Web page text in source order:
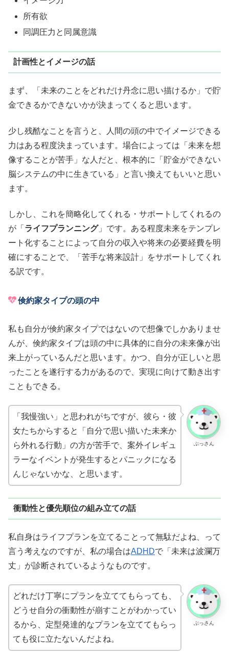
所有欲
同調圧力と同属意識
計画性とイメージの話
まず、「未来のことをどれだけ丹念に思い描けるか」で貯
金できるかできないかが決まってくると思います。
少し残酷なことを言うと、人間の頭の中でイメージできる
力はある程度決まっています。場合によっては「未来を想
像することが苦手」な人だと、根本的に「貯金ができない
脳システムの中に生きている」と言い換えてもいいと思い
ます。
しかし、これを簡略化してくれる・サポートしてくれるの
が「 ライフプランニング」です。ある程度未来をテンプレ
ート化することによって自分の収入や将来の必要経費を明
確にすることで、「苦手な将来設計」をサポートしてくれ
る訳です。
倹約家タイプの頭の中
私も自分が倹約家タイプではないので想像でしかありませ
んが、倹約家タイプは頭の中に具体的に自分の未来像が出
来上がっているんだと思います。かつ、自分が正しいと思
ったことを遂行する力があるので、実現に向けて動き出す
こともできる。
ぶっさん
「我慢強い」と思われがちですが、彼ら・彼
女たちからすると「自分で思い描いた未来か
ら外れる行動」の方が苦手で、案外イレギュ
ラーなイベントが発生するとパニックになる
んじゃないかな、と思います。
衝動性と優先順位の組み立ての話
私自身はライフプランを立てることって無駄だよね、って
言う考えなのですが、私の場合はADHDで「未来は波瀾万
丈」が診断されているようなものです。
ぶっさん
どれだけ丁寧にプランを立ててもらっても、
どうせ自分の衝動性が崩すことがわかってい
るから、定型発達的なプランを立ててもらっ
ても役に立たないんだよね。